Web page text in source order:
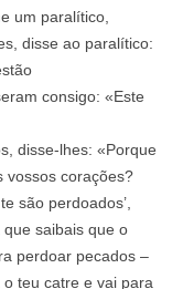
um paralítico,
disse ao paralítico:
consigo: «Este
disse-lhes: «Porque
vossos corações?
são perdoados’,
que saibais que o
perdoar pecados –
teu catre e vai para